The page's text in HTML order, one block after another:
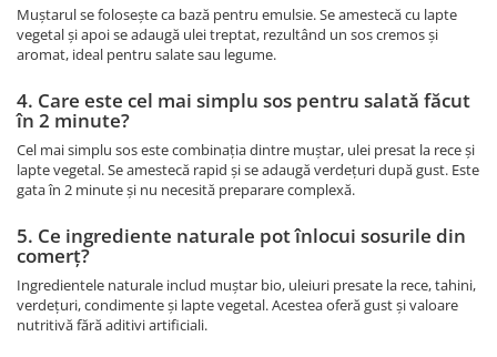
Muștarul se folosește ca bază pentru emulsie. Se amestecă cu lapte
vegetal și apoi se adaugă ulei treptat, rezultând un sos cremos și
aromat, ideal pentru salate sau legume.
4. Care este cel mai simplu sos pentru salată făcut
în 2 minute?
Cel mai simplu sos este combinația dintre muștar, ulei presat la rece și
lapte vegetal. Se amestecă rapid și se adaugă verdețuri după gust. Este
gata în 2 minute și nu necesită preparare complexă.
5. Ce ingrediente naturale pot înlocui sosurile din
comerț?
Ingredientele naturale includ muștar bio, uleiuri presate la rece, tahini,
verdețuri, condimente și lapte vegetal. Acestea oferă gust și valoare
nutritivă fără aditivi artificiali.